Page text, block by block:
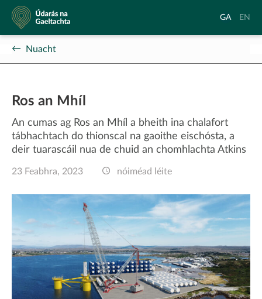
Údarás
na
Gaeltachta
Aistrigh
Gaeilge
GA
to
EN
Nuacht
Ros an Mhíl
An cumas ag Ros an Mhíl a bheith ina chalafort
tábhachtach do thionscal na gaoithe eischósta, a
deir tuarascáil nua de chuid an chomhlachta Atkins
23 Feabhra, 2023 nóiméad léite